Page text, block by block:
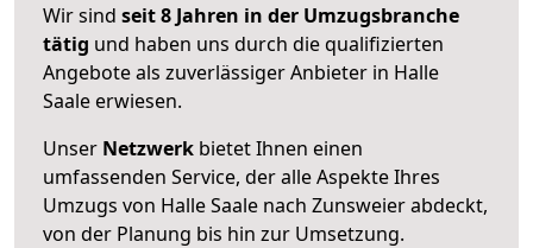
Wir sind seit 8 Jahren in der Umzugsbranche
tätig und haben uns durch die qualifizierten
Angebote als zuverlässiger Anbieter in Halle
Saale erwiesen.
Unser Netzwerk bietet Ihnen einen
umfassenden Service, der alle Aspekte Ihres
Umzugs von Halle Saale nach Zunsweier abdeckt,
von der Planung bis hin zur Umsetzung.